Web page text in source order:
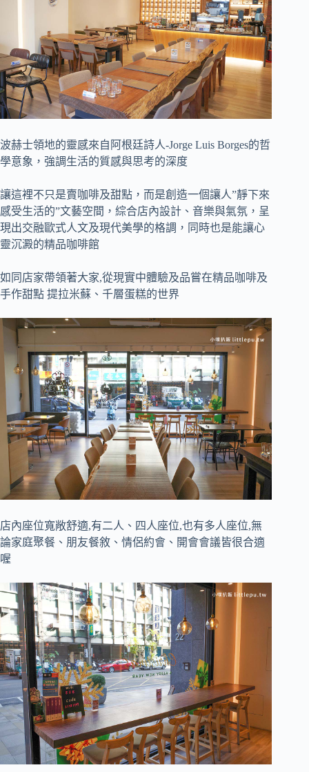
波赫士領地的靈感來自阿根廷詩人-Jorge Luis Borges的哲
學意象，強調生活的質感與思考的深度
讓這裡不只是賣咖啡及甜點，而是創造一個讓人”靜下來
感受生活的”文藝空間，綜合店內設計、音樂與氣氛，呈
現出交融歐式人文及現代美學的格調，同時也是能讓心
靈沉澱的精品咖啡館
如同店家帶領著大家,從現實中體驗及品嘗在精品咖啡及
手作甜點 提拉米蘇、千層蛋糕的世界
店內座位寬敞舒適,有二人、四人座位,也有多人座位,無
論家庭聚餐、朋友餐敘、情侶約會、開會會議皆很合適
喔